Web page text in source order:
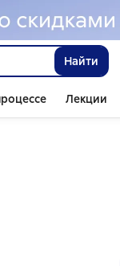
Найти
Лекции